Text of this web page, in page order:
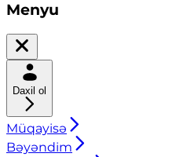
Menyu
Daxil ol
Müqayisə
Bəyəndim